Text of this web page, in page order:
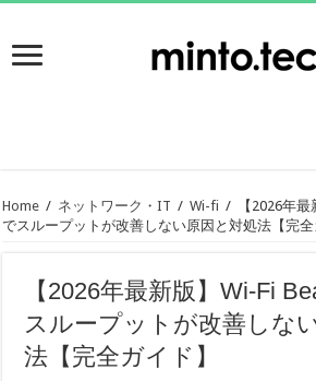
Home / ネットワーク・IT / Wi-fi /
【2026年
でスループットが改善しない原因と対処法【完全
【2026年最新版】Wi-Fi
スループットが改善しな
法【完全ガイド】